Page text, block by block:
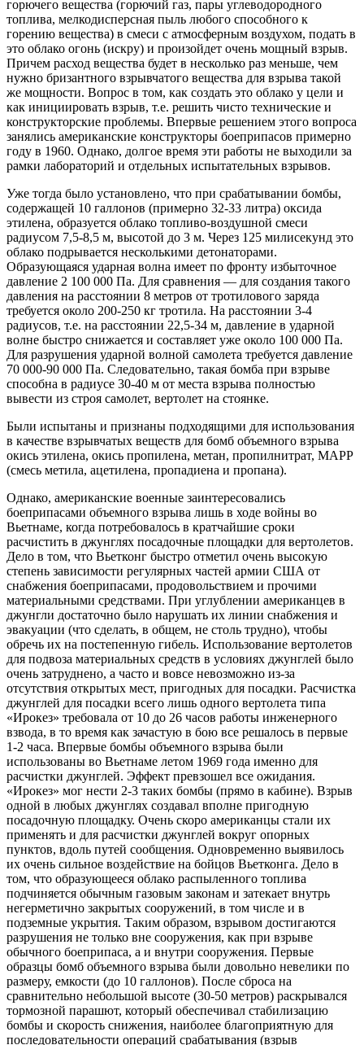
горючего вещества (горючий газ, пары углеводородного
топлива, мелкодисперсная пыль любого способного к
горению вещества) в смеси с атмосферным воздухом, подать в
это облако огонь (искру) и произойдет очень мощный взрыв.
Причем расход вещества будет в несколько раз меньше, чем
нужно бризантного взрывчатого вещества для взрыва такой
же мощности. Вопрос в том, как создать это облако у цели и
как инициировать взрыв, т.е. решить чисто технические и
конструкторские проблемы. Впервые решением этого вопроса
занялись американские конструкторы боеприпасов примерно
году в 1960. Однако, долгое время эти работы не выходили за
рамки лабораторий и отдельных испытательных взрывов.
Уже тогда было установлено, что при срабатывании бомбы,
содержащей 10 галлонов (примерно 32-33 литра) оксида
этилена, образуется облако топливо-воздушной смеси
радиусом 7,5-8,5 м, высотой до 3 м. Через 125 милисекунд это
облако подрывается несколькими детонаторами.
Образующаяся ударная волна имеет по фронту избыточное
давление 2 100 000 Па. Для сравнения — для создания такого
давления на расстоянии 8 метров от тротилового заряда
требуется около 200-250 кг тротила. На расстоянии 3-4
радиусов, т.е. на расстоянии 22,5-34 м, давление в ударной
волне быстро снижается и составляет уже около 100 000 Па.
Для разрушения ударной волной самолета требуется давление
70 000-90 000 Па. Следовательно, такая бомба при взрыве
способна в радиусе 30-40 м от места взрыва полностью
вывести из строя самолет, вертолет на стоянке.
Были испытаны и признаны подходящими для использования
в качестве взрывчатых веществ для бомб объемного взрыва
окись этилена, окись пропилена, метан, пропилнитрат, МАРР
(смесь метила, ацетилена, пропадиена и пропана).
Однако, американские военные заинтересовались
боеприпасами объемного взрыва лишь в ходе войны во
Вьетнаме, когда потребовалось в кратчайшие сроки
расчистить в джунглях посадочные площадки для вертолетов.
Дело в том, что Вьетконг быстро отметил очень высокую
степень зависимости регулярных частей армии США от
снабжения боеприпасами, продовольствием и прочими
материальными средствами. При углублении американцев в
джунгли достаточно было нарушать их линии снабжения и
эвакуации (что сделать, в общем, не столь трудно), чтобы
обречь их на постепенную гибель. Использование вертолетов
для подвоза материальных средств в условиях джунглей было
очень затруднено, а часто и вовсе невозможно из-за
отсутствия открытых мест, пригодных для посадки. Расчистка
джунглей для посадки всего лишь одного вертолета типа
«Ирокез» требовала от 10 до 26 часов работы инженерного
взвода, в то время как зачастую в бою все решалось в первые
1-2 часа. Впервые бомбы объемного взрыва были
использованы во Вьетнаме летом 1969 года именно для
расчистки джунглей. Эффект превзошел все ожидания.
«Ирокез» мог нести 2-3 таких бомбы (прямо в кабине). Взрыв
одной в любых джунглях создавал вполне пригодную
посадочную площадку. Очень скоро американцы стали их
применять и для расчистки джунглей вокруг опорных
пунктов, вдоль путей сообщения. Одновременно выявилось
их очень сильное воздействие на бойцов Вьетконга. Дело в
том, что образующееся облако распыленного топлива
подчиняется обычным газовым законам и затекает внутрь
негерметично закрытых сооружений, в том числе и в
подземные укрытия. Таким образом, взрывом достигаются
разрушения не только вне сооружения, как при взрыве
обычного боеприпаса, а и внутри сооружения. Первые
образцы бомб объемного взрыва были довольно невелики по
размеру, емкости (до 10 галлонов). После сброса на
сравнительно небольшой высоте (30-50 метров) раскрывался
тормозной парашют, который обеспечивал стабилизацию
бомбы и скорость снижения, наиболее благоприятную для
последовательности операций срабатывания (взрыв